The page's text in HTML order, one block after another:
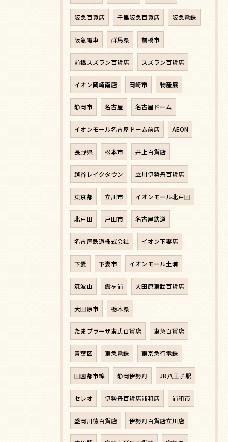
阪急百貨店 千里阪急百貨店 阪急電鉄
阪急電車 群馬県 前橋市
前橋スズラン百貨店 スズラン百貨店
イオン岡崎南店 岡崎市 物産展
静岡市 名古屋 名古屋ドーム
イオンモール名古屋ドーム前店 AEON
長野県 松本市 井上百貨店
越谷レイクタウン 立川伊勢丹百貨店
東京都 立川市 イオンモール北戸田
北戸田 戸田市 名古屋鉄道
名古屋鉄道株式会社 イオン下妻店
下妻 下妻市 イオンモール土浦
筑波山 霞ヶ浦 大田原東武百貨店
大田原市 栃木県
たまプラーザ東武百貨店 東急百貨店
青葉区 東急電鉄 東京急行電鉄
田園都市線 静岡伊勢丹 JR八王子駅
セレオ 伊勢丹百貨店浦和店 浦和市
盛岡川徳百貨店 伊勢丹百貨店立川店